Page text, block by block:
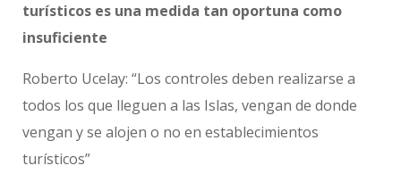
turísticos es una medida tan oportuna como
insuficiente
Roberto Ucelay: “Los controles deben realizarse a
todos los que lleguen a las Islas, vengan de donde
vengan y se alojen o no en establecimientos
turísticos”